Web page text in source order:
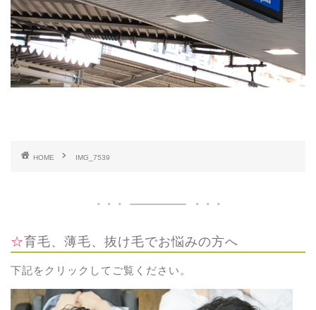
HOME IMG_7539
☆育毛、薄毛、抜け毛でお悩みの方へ
下記をクリックしてご覧ください。